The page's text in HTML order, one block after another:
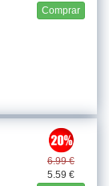
Comprar
6.99 €
5.59 €